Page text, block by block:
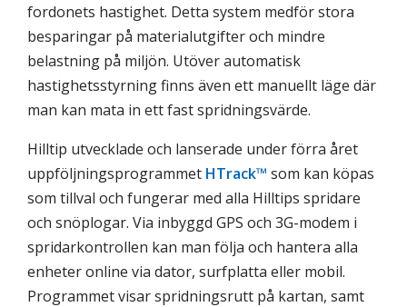
fordonets hastighet. Detta system medför stora
besparingar på materialutgifter och mindre
belastning på miljön. Utöver automatisk
hastighetsstyrning finns även ett manuellt läge där
man kan mata in ett fast spridningsvärde.
Hilltip utvecklade och lanserade under förra året
uppföljningsprogrammet HTrack™ som kan köpas
som tillval och fungerar med alla Hilltips spridare
och snöplogar. Via inbyggd GPS och 3G-modem i
spridarkontrollen kan man följa och hantera alla
enheter online via dator, surfplatta eller mobil.
Programmet visar spridningsrutt på kartan, samt